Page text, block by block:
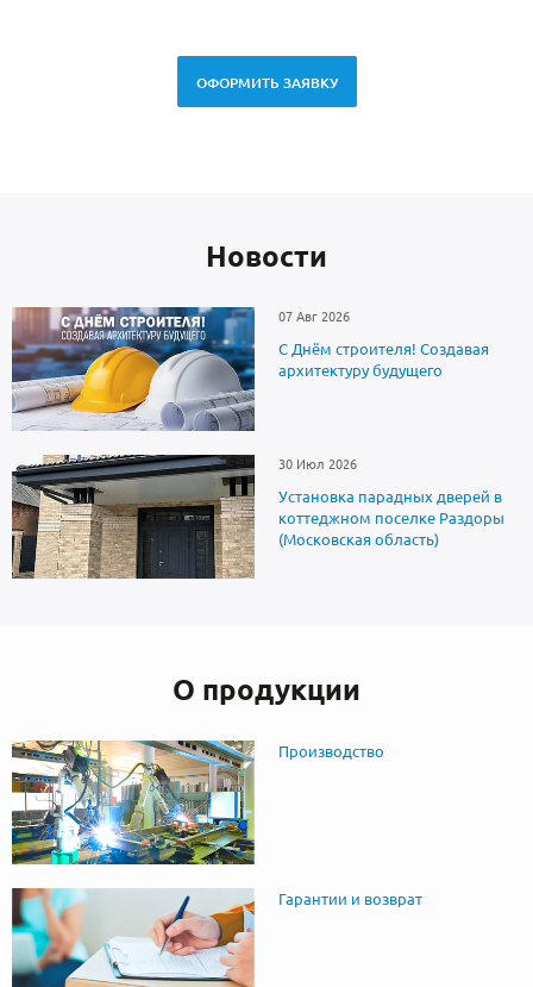
ОФОРМИТЬ ЗАЯВКУ
Новоcти
07 Авг 2026
С Днём строителя! Создавая
архитектуру будущего
30 Июл 2026
Установка парадных дверей в
коттеджном поселке Раздоры
(Московская область)
О продукции
Производство
Гарантии и возврат